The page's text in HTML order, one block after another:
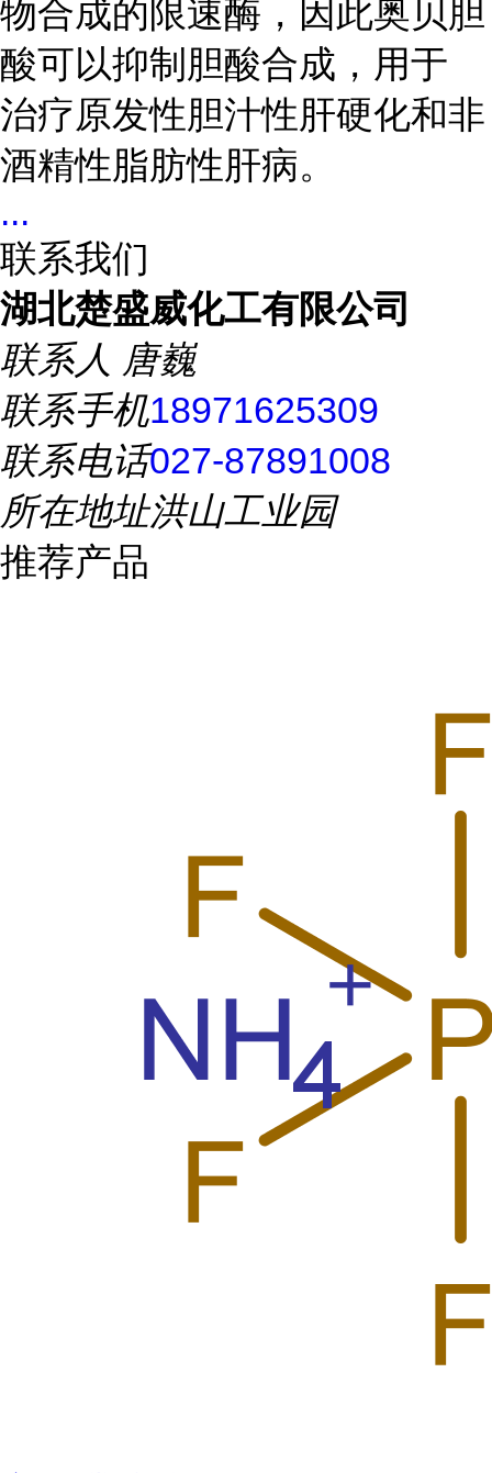
物合成的限速酶，因此奥贝胆
酸可以抑制胆酸合成，用于
治疗原发性胆汁性肝硬化和非
酒精性脂肪性肝病。
...
联系我们
湖北楚盛威化工有限公司
联系人 唐巍
联系手机18971625309
联系电话027-87891008
所在地址洪山工业园
推荐产品